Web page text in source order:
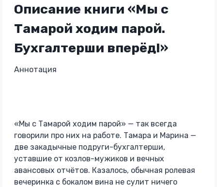
Описание книги «Мы с
Тамарой ходим парой.
Бухгалтерши вперёд!»
Аннотация
«Мы с Тамарой ходим парой» — так всегда
говорили про них на работе. Тамара и Марина —
две закадычные подруги-бухгалтерши,
уставшие от козлов-мужиков и вечных
авансовых отчётов. Казалось, обычная ролевая
вечеринка с бокалом вина не сулит ничего